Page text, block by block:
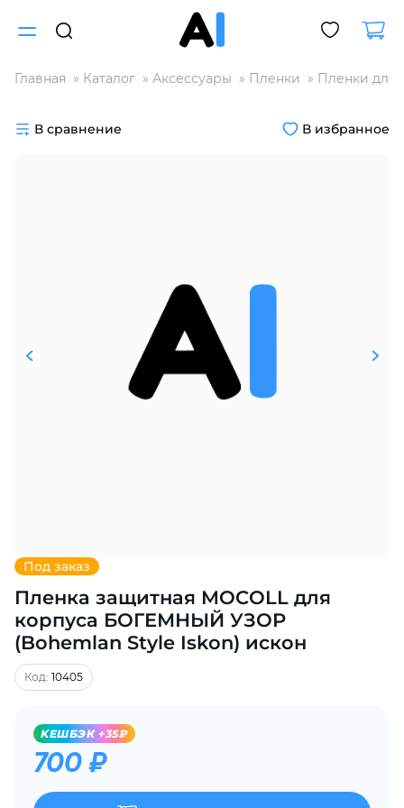
Главная Каталог Аксессуары Пленки Пленки для
Под заказ
Пленка защитная MOCOLL для
корпуса БОГЕМНЫЙ УЗОР
(Bohemlan Style Iskon) искон
Код: 10405
KЕШБЭК +35₽
700 ₽
В сравнение В избранное
Разбейте
25
Получайте товар
выбранный способом
Оставшиеся
по25%каждые 2 недели
Подробнее